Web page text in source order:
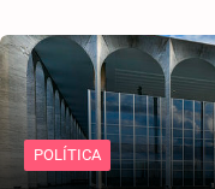
POLÍTICA